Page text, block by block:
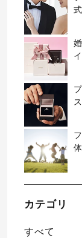
カテゴリ
すべて